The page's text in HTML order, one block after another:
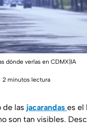
dónde verlas en CDMX|IA
2 minutos lectura
de las jacarandas es el
son tan visibles.